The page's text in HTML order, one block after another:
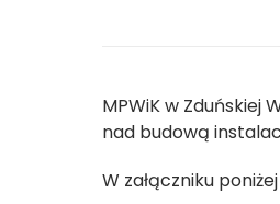
MPWiK w Zduńskiej
nad budową
W załączniku